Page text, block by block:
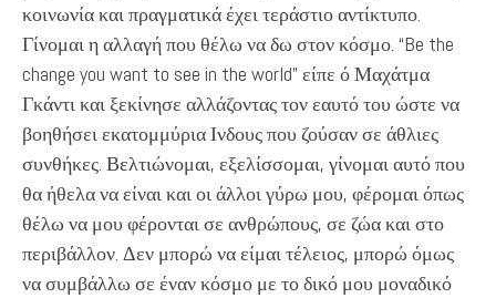
κοινωνία και πραγματικά έχει τεράστιο αντίκτυπο.
Γίνομαι η αλλαγή που θέλω να δω στον κόσμο. “Be the
change you want to see in the world” είπε ό Μαχάτμα
Γκάντι και ξεκίνησε αλλάζοντας τον εαυτό του ώστε να
βοηθήσει εκατομμύρια Ινδους που ζούσαν σε άθλιες
συνθήκες. Βελτιώνομαι, εξελίσσομαι, γίνομαι αυτό που
θα ήθελα να είναι και οι άλλοι γύρω μου, φέρομαι όπως
θέλω να μου φέρονται σε ανθρώπους, σε ζώα και στο
περιβάλλον. Δεν μπορώ να είμαι τέλειος, μπορώ όμως
να συμβάλλω σε έναν κόσμο με το δικό μου μοναδικό